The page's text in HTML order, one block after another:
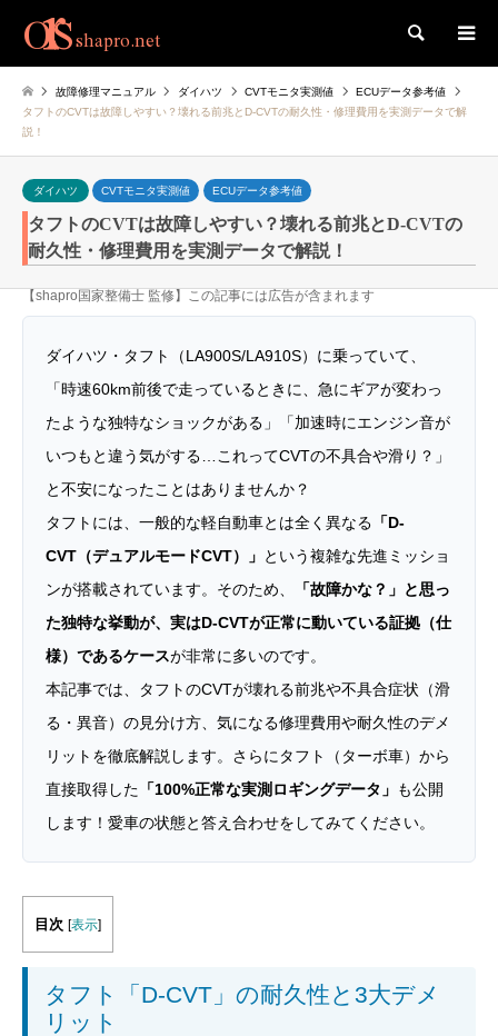
検索
故障修理マニュアル ダイハツ CVTモニタ実測値
ECUデータ参考値
タフトのCVTは故障しやすい？壊れる前兆とD-CVTの耐久性・修理費用を実測データで解
説！
ダイハツ CVTモニタ実測値 ECUデータ参考値
タフトのCVTは故障しやすい？壊れる前兆とD-CVTの
耐久性・修理費用を実測データで解説！
【shapro国家整備士 監修】この記事には広告が含まれます
ダイハツ・タフト（LA900S/LA910S）に乗っていて、
「時速60km前後で走っているときに、急にギアが変わっ
たような独特なショックがある」「加速時にエンジン音が
いつもと違う気がする…これってCVTの不具合や滑り？」
と不安になったことはありませんか？
タフトには、一般的な軽自動車とは全く異なる 「D-
CVT（デュアルモードCVT）」 という複雑な先進ミッショ
ンが搭載されています。そのため、
「故障かな？」と思っ
た独特な挙動が、実はD-CVTが正常に動いている証拠（仕
様）であるケースが非常に多いのです。
本記事では、タフトのCVTが壊れる前兆や不具合症状（滑
る・異音）の見分け方、気になる修理費用や耐久性のデメ
リットを徹底解説します。さらにタフト（ターボ車）から
直接取得した 「100%正常な実測ロギングデータ」 も公開
します！愛車の状態と答え合わせをしてみてください。
目次 [表示]
タフト「D-CVT」の耐久性と3大デメ
リット